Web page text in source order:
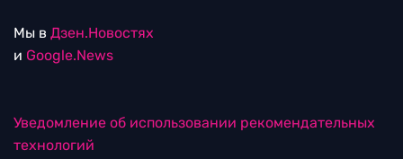
Мы в Дзен.Новостях
и Google.News
Уведомление об использовании рекомендательных
технологий